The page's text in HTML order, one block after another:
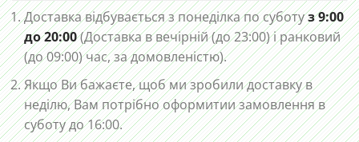
Доставка відбувається з понеділка по суботуз 9:00
до 20:00(Доставка в вечірній (до 23:00) і ранковий
(до 09:00) час, за домовленістю).
Якщо Ви бажаєте, щоб ми зробили доставку в
неділю, Вам потрібно оформитии замовлення в
суботу до 16:00.